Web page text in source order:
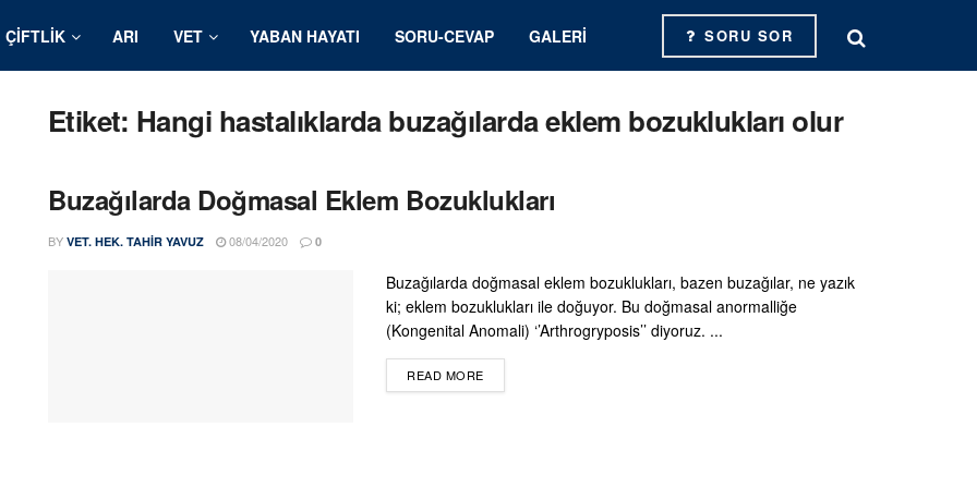
ÇIFTLIK ARI VET YABAN HAYATI SORU-CEVAP GALERI SORU SOR
Etiket: Hangi hastalıklarda buzağılarda eklem bozuklukları olur
Buzağılarda Doğmasal Eklem Bozuklukları
BY VET. HEK. TAHIR YAVUZ 08/04/2020 0
Buzağılarda doğmasal eklem bozuklukları, bazen buzağılar, ne yazık
ki; eklem bozuklukları ile doğuyor. Bu doğmasal anormalliğe
(Kongenital Anomali) ‘’Arthrogryposis’’ diyoruz. ...
READ MOREDETAILS